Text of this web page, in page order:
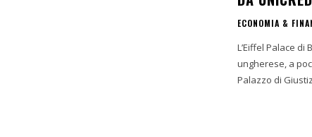
ECONOMIA &
L’Eiffel Palace
ungherese, a
Palazzo di